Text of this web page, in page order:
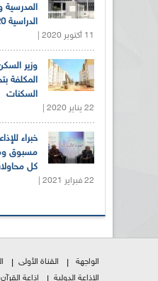
المدرسية
الدراسية 2020-2021
11 أكتوبر 2020 |
وزير
المكلفة
السكنات
22 يناير 2020 |
خبراء
مسبوق
كل
22 فبراير 2021 |
الواجهة القناة الأولى
الإذاعة الدولية
إذاعة